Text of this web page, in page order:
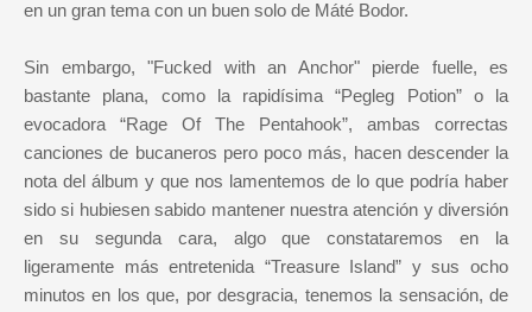
en un gran tema con un buen solo de Máté Bodor.
Sin embargo, "Fucked with an Anchor" pierde fuelle, es
bastante plana, como la rapidísima “Pegleg Potion” o la
evocadora “Rage Of The Pentahook”, ambas correctas
canciones de bucaneros pero poco más, hacen descender la
nota del álbum y que nos lamentemos de lo que podría haber
sido si hubiesen sabido mantener nuestra atención y diversión
en su segunda cara, algo que constataremos en la
ligeramente más entretenida “Treasure Island” y sus ocho
minutos en los que, por desgracia, tenemos la sensación, de